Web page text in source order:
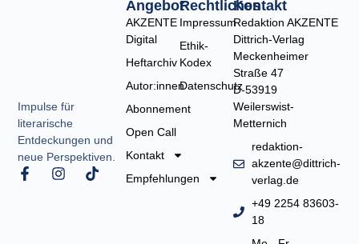
Impulse für
literarische
Entdeckungen und
neue Perspektiven.
F
a
I
n
T
i
Rechtliches
Impressum
Ethik-
Kodex
Datenschutz
Angebot
AKZENTE
Digital
Heftarchiv
Autor:innen
Abonnement
Open Call
Kontakt
Empfehlungen
Kontakt
Redaktion AKZENTE
Dittrich-Verlag
Meckenheimer
Straße 47
D-53919
Weilerswist-
Metternich
redaktion-
akzente@dittrich-
verlag.de
+49 2254 83603-
18